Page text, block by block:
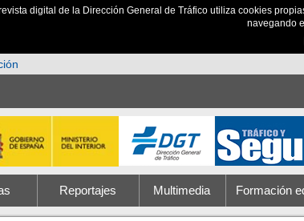
digital de la Dirección General de Tráfico utiliza cookies
navegando
Reportajes Multimedia Formación